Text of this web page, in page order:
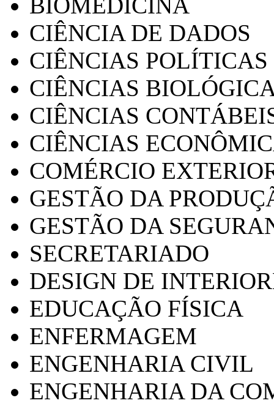
CIÊNCIA DE DADOS
CIÊNCIAS POLÍTICAS
CIÊNCIAS
CIÊNCIAS
CIÊNCIAS
COMÉRCIO
GESTÃO DA
GESTÃO DA
SECRETARIADO
DESIGN DE
EDUCAÇÃO FÍSICA
ENFERMAGEM
ENGENHARIA CIVIL
ENGENHARIA DA